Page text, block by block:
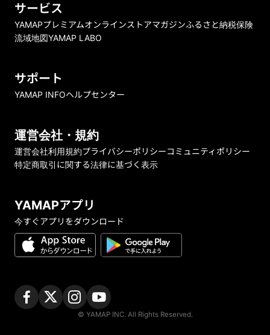
サービス
YAMAPプレミアムオンラインストアマガジンふるさと納税保険
流域地図YAMAP LABO
サポート
YAMAP INFOヘルプセンター
運営会社・規約
運営会社利用規約プライバシーポリシーコミュニティポリシー
特定商取引に関する法律に基づく表示
YAMAPアプリ
今すぐアプリをダウンロード
© YAMAP INC. All Rights Reserved.